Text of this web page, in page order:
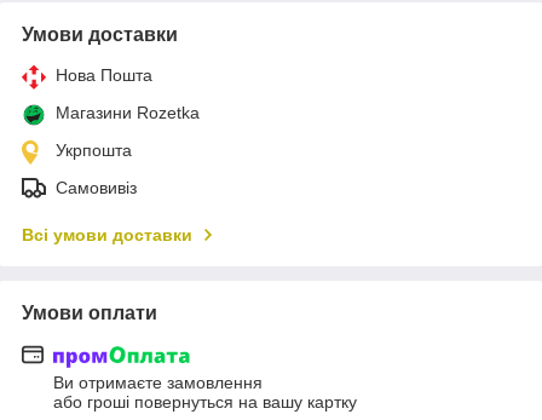
Умови доставки
Нова Пошта
Магазини Rozetka
Укрпошта
Самовивіз
Всі умови доставки
Умови оплати
Ви отримаєте замовлення
або гроші повернуться на вашу картку